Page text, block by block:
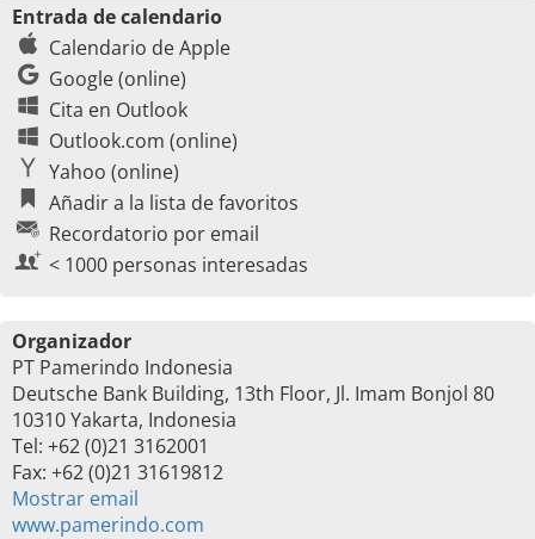
Entrada de calendario
Calendario de Apple
Google (online)
Cita en Outlook
Outlook.com (online)
Yahoo (online)
Añadir a la lista de favoritos
Recordatorio por email
< 1000 personas interesadas
Organizador
PT Pamerindo Indonesia
Deutsche Bank Building, 13th Floor, Jl. Imam Bonjol 80
10310 Yakarta, Indonesia
Tel: +62 (0)21 3162001
Fax: +62 (0)21 31619812
Mostrar email
www.pamerindo.com